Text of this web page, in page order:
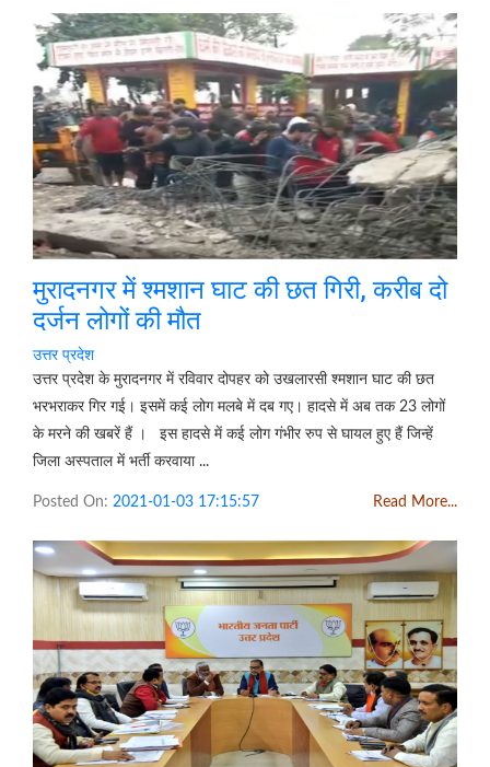
मुरादनगर में श्मशान घाट की छत गिरी, करीब दो
दर्जन लोगों की मौत
उत्तर प्रदेश
उत्तर प्रदेश के मुरादनगर में रविवार दोपहर को उखलारसी श्मशान घाट की छत
भरभराकर गिर गई। इसमें कई लोग मलबे में दब गए। हादसे में अब तक 23 लोगों
के मरने की खबरें हैं । इस हादसे में कई लोग गंभीर रुप से घायल हुए हैं जिन्हें
जिला अस्पताल में भर्ती करवाया ...
Posted On: 2021-01-03 17:15:57 Read More...